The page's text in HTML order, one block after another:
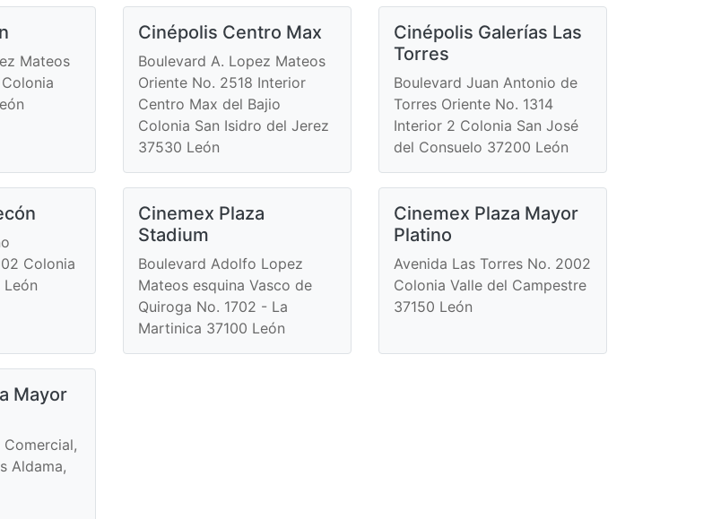
Mateos
Cinépolis Centro Max
Boulevard A. Lopez Mateos
Oriente No. 2518 Interior
Centro Max del Bajio
Colonia San Isidro del Jerez
37530 León
Cinépolis Galerías Las
Torres
Boulevard Juan Antonio de
Torres Oriente No. 1314
Interior 2 Colonia San José
del Consuelo 37200 León
Colonia
Cinemex Plaza
Stadium
Boulevard Adolfo Lopez
Mateos esquina Vasco de
Quiroga No. 1702 - La
Martinica 37100 León
Cinemex Plaza Mayor
Platino
Avenida Las Torres No. 2002
Colonia Valle del Campestre
37150 León
Mayor
Aldama,